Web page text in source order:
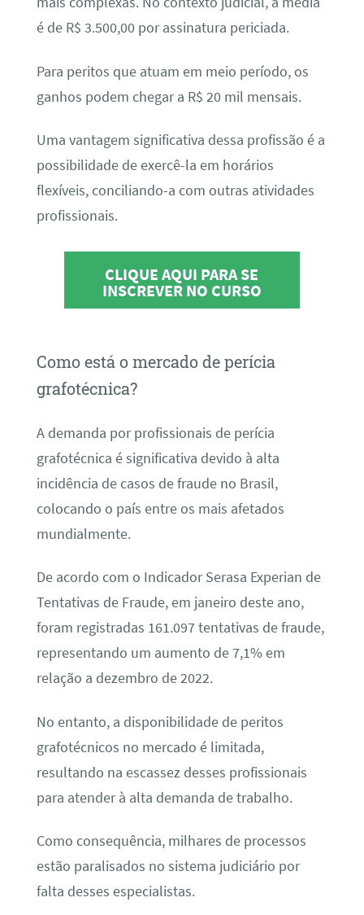
é de R$ 3.500,00 por assinatura periciada.
Para peritos que atuam em meio período, os
ganhos podem chegar a R$ 20 mil mensais.
Uma vantagem significativa dessa profissão é a
possibilidade de exercê-la em horários
flexíveis, conciliando-a com outras atividades
profissionais.
CLIQUE AQUI PARA SE
INSCREVER NO CURSO
Como está o mercado de perícia
grafotécnica?
A demanda por profissionais de perícia
grafotécnica é significativa devido à alta
incidência de casos de fraude no Brasil,
colocando o país entre os mais afetados
mundialmente.
De acordo com o Indicador Serasa Experian de
Tentativas de Fraude, em janeiro deste ano,
foram registradas 161.097 tentativas de fraude,
representando um aumento de 7,1% em
relação a dezembro de 2022.
No entanto, a disponibilidade de peritos
grafotécnicos no mercado é limitada,
resultando na escassez desses profissionais
para atender à alta demanda de trabalho.
Como consequência, milhares de processos
estão paralisados no sistema judiciário por
falta desses especialistas.